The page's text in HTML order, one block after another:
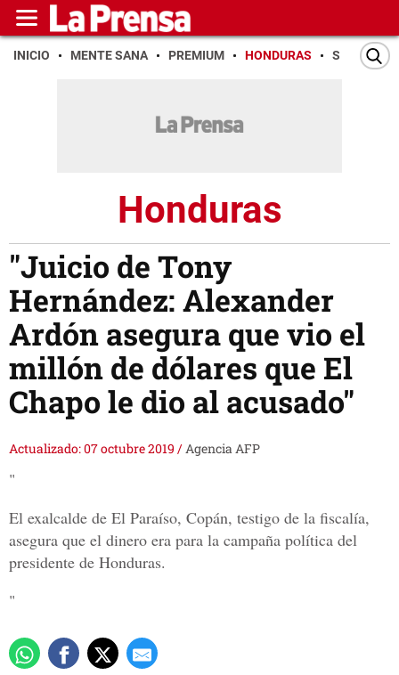
INICIO MENTE SANA PREMIUM HONDURAS SAN PEDRO
Honduras
"Juicio de Tony
Hernández: Alexander
Ardón asegura que vio el
millón de dólares que El
Chapo le dio al acusado"
Actualizado: 07 octubre 2019 /Agencia AFP
"
El exalcalde de El Paraíso, Copán, testigo de la fiscalía,
asegura que el dinero era para la campaña política del
presidente de Honduras.
"